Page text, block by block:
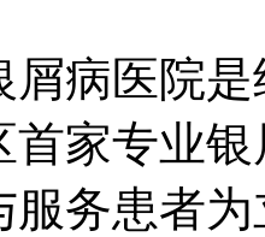
屑病医院
首家专业
服务患者